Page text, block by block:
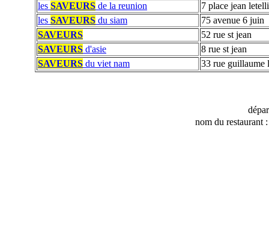
les SAVEURS de la reunion
7 place jean
les SAVEURS du siam
75 avenue 6 juin
SAVEURS
52 rue st jean
SAVEURS d'asie
8 rue st jean
SAVEURS du viet nam 33 rue guillaume
nom du restaurant